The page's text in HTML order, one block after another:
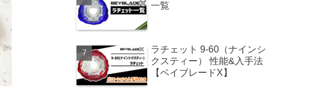
一覧
ラチェット 9-60（ナインシ
クスティー） 性能&入手法
【ベイブレードX】